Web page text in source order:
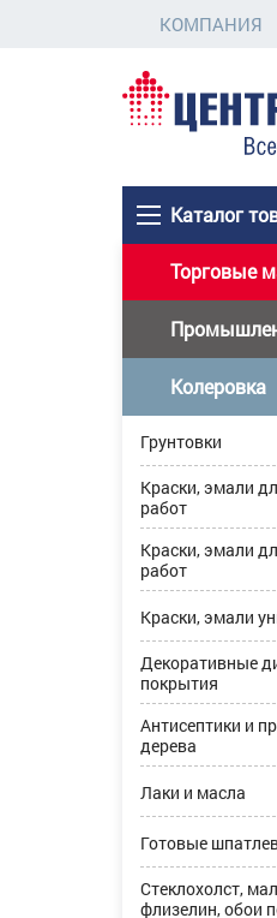
КОМПАНИЯ
Каталог
Торговые
Колеровка
Грунтовки
Краски, эмали
работ
Краски, эмали
работ
Краски, эмали
Декоративные
покрытия
Антисептики и
дерева
Лаки и масла
Готовые
Стеклохолст,
флизелин, обои